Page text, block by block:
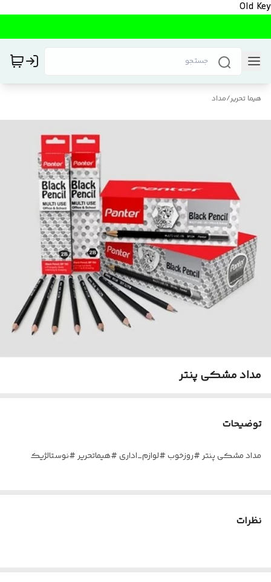
Old Key
هیما تحریر/مداد
مداد مشکی پنتر
توضیحات
مداد مشکی پنتر #روزخوب #لوازم_اداری #هیماتحریر #نوستالژیک
نظرات